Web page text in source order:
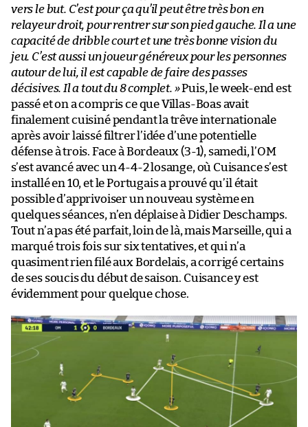
vers le but. C’est pour ça qu’il peut être très bon en
relayeur droit, pour rentrer sur son pied gauche. Il a une
capacité de dribble court et une très bonne vision du
jeu. C’est aussi un joueur généreux pour les personnes
autour de lui, il est capable de faire des passes
décisives. Il a tout du 8 complet. »Puis, le week-end est
passé et on a compris ce que Villas-Boas avait
finalement cuisiné pendant la trêve internationale
après avoir laissé filtrer l’idée d’une potentielle
défense à trois. Face à Bordeaux (3-1), samedi, l’OM
s’est avancé avec un 4-4-2 losange, où Cuisance s’est
installé en 10, et le Portugais a prouvé qu’il était
possible d’apprivoiser un nouveau système en
quelques séances, n’en déplaise à Didier Deschamps.
Tout n’a pas été parfait, loin de là, mais Marseille, qui a
marqué trois fois sur six tentatives, et qui n’a
quasiment rien filé aux Bordelais, a corrigé certains
de ses soucis du début de saison. Cuisance y est
évidemment pour quelque chose.